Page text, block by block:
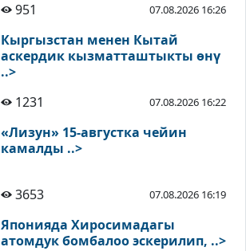
951
07.08.2026 16:26
Кыргызстан менен Кытай
аскердик кызматташтыкты өнү
..>
1231
07.08.2026 16:22
«Лизун» 15-августка чейин
камалды ..>
3653 07.08.2026 16:19
Японияда Хиросимадагы
атомдук бомбалоо эскерилип, ..>